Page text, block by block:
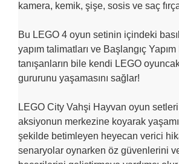
kamera, kemik, şişe, sosis ve saç
Bu LEGO 4 oyun setinin içindeki
yapım talimatları ve Başlangıç
tanışanların bile kendi LEGO
gururunu yaşamasını sağlar!
LEGO City Vahşi Hayvan oyun
aksiyonun merkezine koyarak
şekilde betimleyen heyecan verici
senaryolar oynarken öz güvenlerini